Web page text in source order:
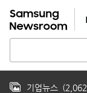
기업뉴스 (2,062